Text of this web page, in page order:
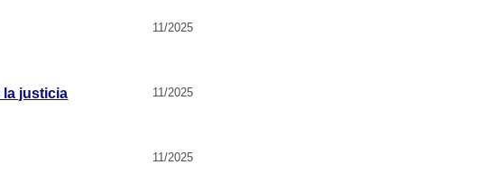
11/2025
la justicia
11/2025
11/2025